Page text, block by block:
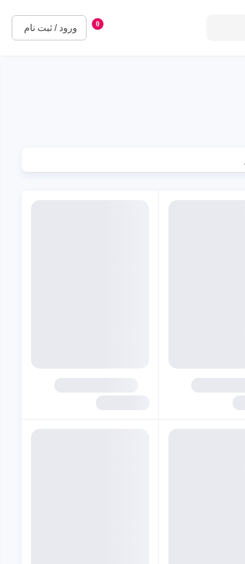
0
ورود / ثبت نام